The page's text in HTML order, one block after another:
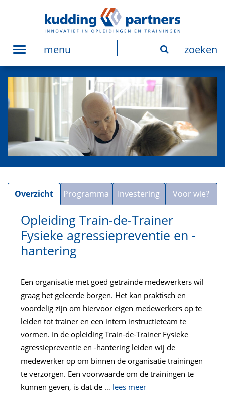
zoeken
Toggle
menu
Overzicht Programma Investering Voor wie?
Opleiding Train-de-Trainer
Fysieke agressiepreventie en -
hantering
Een organisatie met goed getrainde medewerkers wil
graag het geleerde borgen. Het kan praktisch en
voordelig zijn om hiervoor eigen medewerkers op te
leiden tot trainer en een intern instructieteam te
vormen. In de opleiding Train-de-Trainer Fysieke
agressiepreventie en -hantering leiden wij de
medewerker op om binnen de organisatie trainingen
te verzorgen. Een voorwaarde om de trainingen te
kunnen geven, is dat de … lees meer